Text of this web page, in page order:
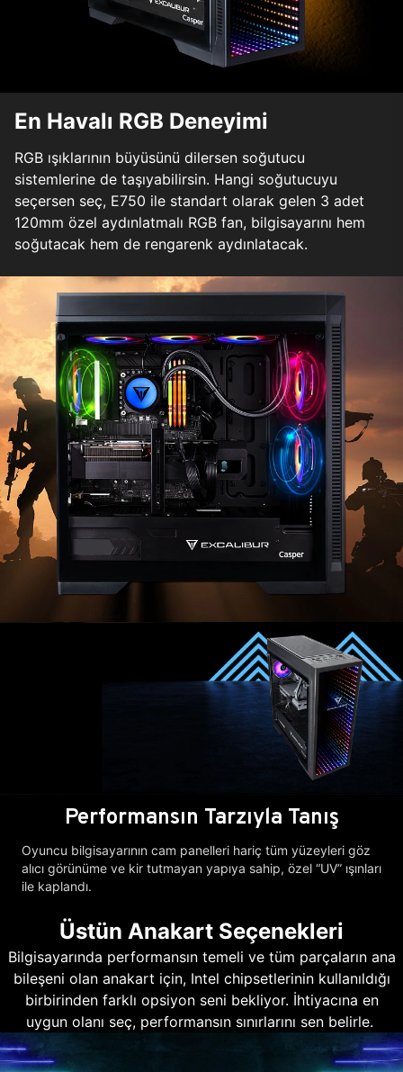
En Havalı RGB Deneyimi
RGB ışıklarının büyüsünü dilersen soğutucu
sistemlerine de taşıyabilirsin. Hangi soğutucuyu
seçersen seç, E750 ile standart olarak gelen 3 adet
120mm özel aydınlatmalı RGB fan, bilgisayarını hem
soğutacak hem de rengarenk aydınlatacak.
Performansın Tarzıyla Tanış
Oyuncu bilgisayarının cam panelleri hariç tüm yüzeyleri göz
alıcı görünüme ve kir tutmayan yapıya sahip, özel “UV” ışınları
ile kaplandı.
Üstün Anakart Seçenekleri
Bilgisayarında performansın temeli ve tüm parçaların ana
bileşeni olan anakart için, Intel chipsetlerinin kullanıldığı
birbirinden farklı opsiyon seni bekliyor. İhtiyacına en
uygun olanı seç, performansın sınırlarını sen belirle.